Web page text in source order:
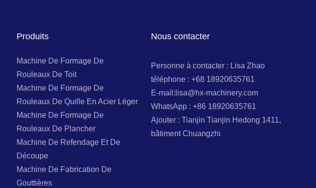
Produits
Machine De Formage De
Rouleaux De Toit
Machine De Formage De
Rouleaux De Quille En Acier Léger
Machine De Formage De
Rouleaux De Plancher
Machine De Refendage Et De
Découpe
Machine De Fabrication De
Gouttières
Nous contacter
Personne à contacter : Lisa Zhao
téléphone : +68 18920635761
E-mail:lisa@hx-machinery.com
WhatsApp : +86 18920635761
Ajouter : Tianjin Tianjin Hedong 1411,
bâtiment Chuangzhi